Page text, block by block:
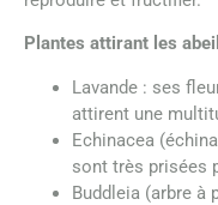
Plantes attirant les
Lavande : ses
attirent une
Echinacea
sont très prisées
Buddleia (arbre à